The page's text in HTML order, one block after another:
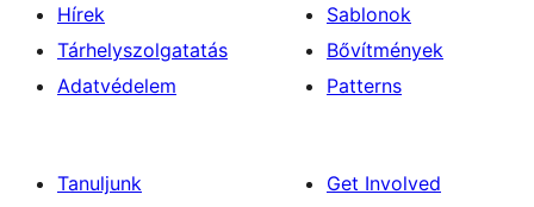
Hírek
Tárhelyszolgatatás
Adatvédelem
Sablonok
Bővítmények
Patterns
Tanuljunk
Get Involved